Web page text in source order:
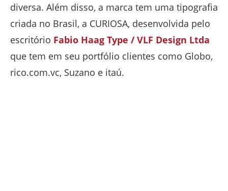
diversa. Além disso, a marca tem uma tipografia
criada no Brasil, a CURIOSA, desenvolvida pelo
escritório Fabio Haag Type / VLF Design Ltda
que tem em seu portfólio clientes como Globo,
rico.com.vc, Suzano e itaú.